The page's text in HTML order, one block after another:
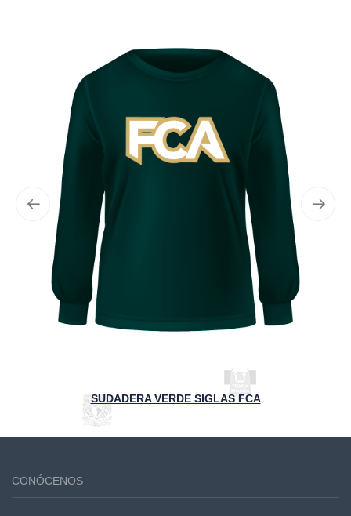
SUDADERA VERDE SIGLAS FCA
CONÓCENOS